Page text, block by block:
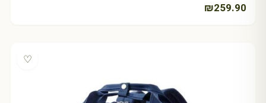
₪259.90
♡